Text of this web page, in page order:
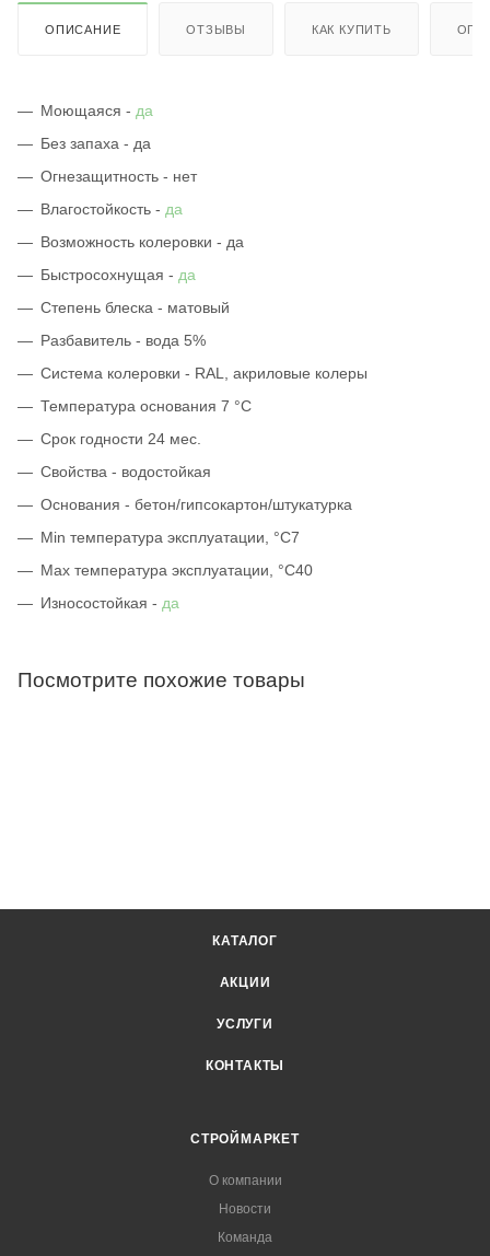
ОПИСАНИЕ ОТЗЫВЫ КАК КУПИТЬ
Моющаяся - да
Без запаха - да
Огнезащитность - нет
Влагостойкость - да
Возможность колеровки - да
Быстросохнущая - да
Степень блеска - матовый
Разбавитель - вода 5%
Система колеровки - RAL, акриловые колеры
Температура основания 7 °С
Срок годности 24 мес.
Свойства - водостойкая
Основания - бетон/гипсокартон/штукатурка
Min температура эксплуатации, °С7
Max температура эксплуатации, °С40
Износостойкая - да
Посмотрите похожие товары
КАТАЛОГ
АКЦИИ
УСЛУГИ
КОНТАКТЫ
СТРОЙМАРКЕТ
О компании
Новости
Команда